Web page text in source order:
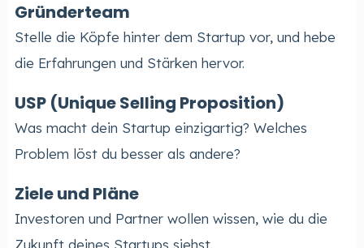
Gründerteam
Stelle die Köpfe hinter dem Startup vor, und hebe
die Erfahrungen und Stärken hervor.
USP (Unique Selling Proposition)
Was macht dein Startup einzigartig? Welches
Problem löst du besser als andere?
Ziele und Pläne
Investoren und Partner wollen wissen, wie du die
Zukunft deines Startups siehst.